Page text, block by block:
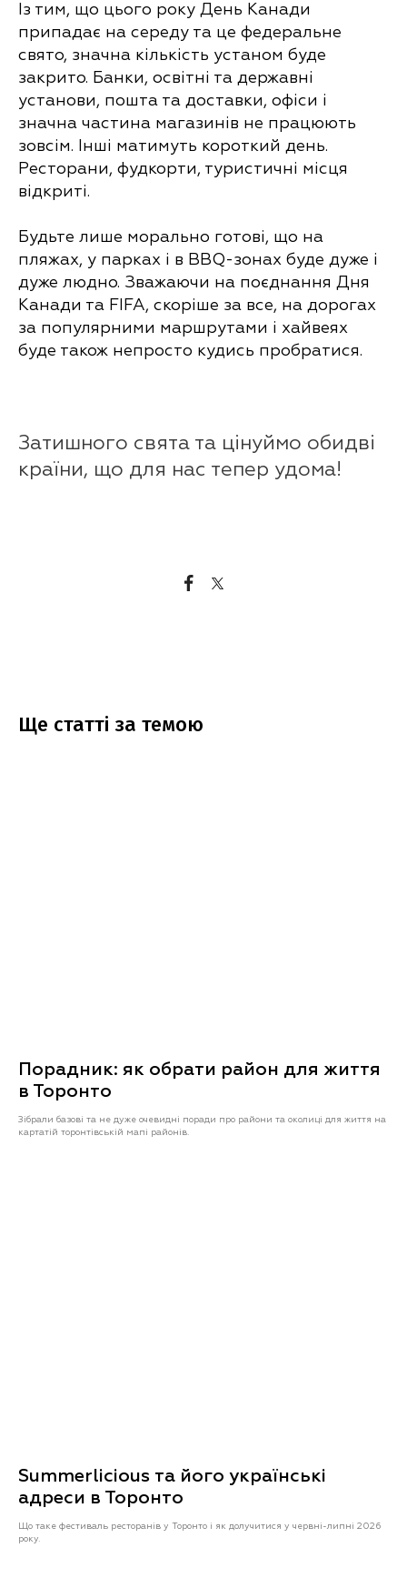
Із тим, що цього року День Канади
припадає на середу та це федеральне
свято, значна кількість устаном буде
закрито. Банки, освітні та державні
установи, пошта та доставки, офіси і
значна частина магазинів не працюють
зовсім. Інші матимуть короткий день.
Ресторани, фудкорти, туристичні місця
відкриті.
Будьте лише морально готові, що на
пляжах, у парках і в BBQ-зонах буде дуже і
дуже людно. Зважаючи на поєднання Дня
Канади та FIFA, скоріше за все, на дорогах
за популярними маршрутами і хайвеях
буде також непросто кудись пробратися.
Затишного свята та цінуймо обидві
країни, що для нас тепер удома!
Ще статтi за темою
Порадник: як обрати район для життя
в Торонто
Зібрали базові та не дуже очевидні поради про райони та околиці для життя на
картатій торонтівській мапі районів.
Summerlicious та його українські
адреси в Торонто
Що таке фестиваль ресторанів у Торонто і як долучитися у червні-липні 2026
року.